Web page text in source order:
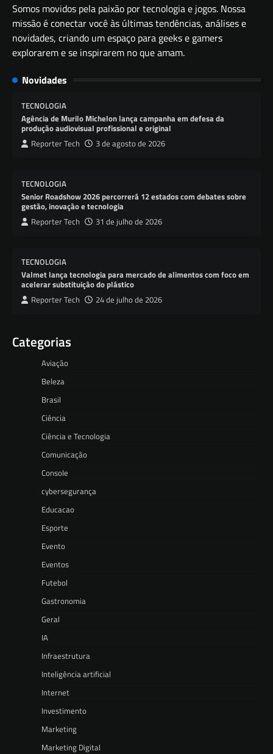
Somos movidos pela paixão por tecnologia e jogos. Nossa
missão é conectar você às últimas tendências, análises e
novidades, criando um espaço para geeks e gamers
explorarem e se inspirarem no que amam.
Novidades
TECNOLOGIA
Agência de Murilo Michelon lança campanha em defesa da
produção audiovisual profissional e original
Reporter Tech 3 de agosto de 2026
TECNOLOGIA
Senior Roadshow 2026 percorrerá 12 estados com debates sobre
gestão, inovação e tecnologia
Reporter Tech 31 de julho de 2026
TECNOLOGIA
Valmet lança tecnologia para mercado de alimentos com foco em
acelerar substituição do plástico
Reporter Tech 24 de julho de 2026
Categorias
Aviação
Beleza
Brasil
Ciência
Ciência e Tecnologia
Comunicação
Console
cybersegurança
Educacao
Esporte
Evento
Eventos
Futebol
Gastronomia
Geral
IA
Infraestrutura
Inteligência artificial
Internet
Investimento
Marketing
Marketing Digital